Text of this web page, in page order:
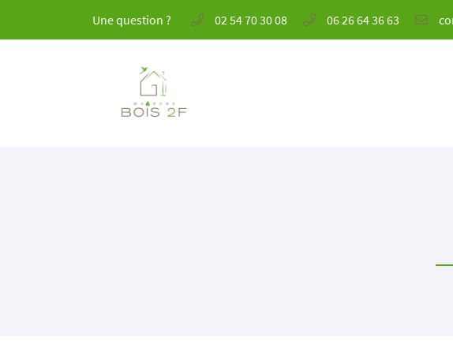
Une question ? 02 54 70 30 08 06 26 64 36 63
41 Rue André Boulle